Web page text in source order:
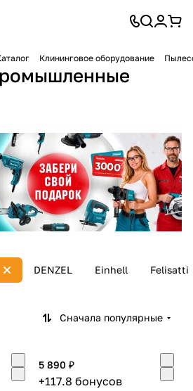
Клининговое оборудование
DENZEL Einhell Felisatti
Сначала популярные
5 890 ₽
+117.8 бонусов